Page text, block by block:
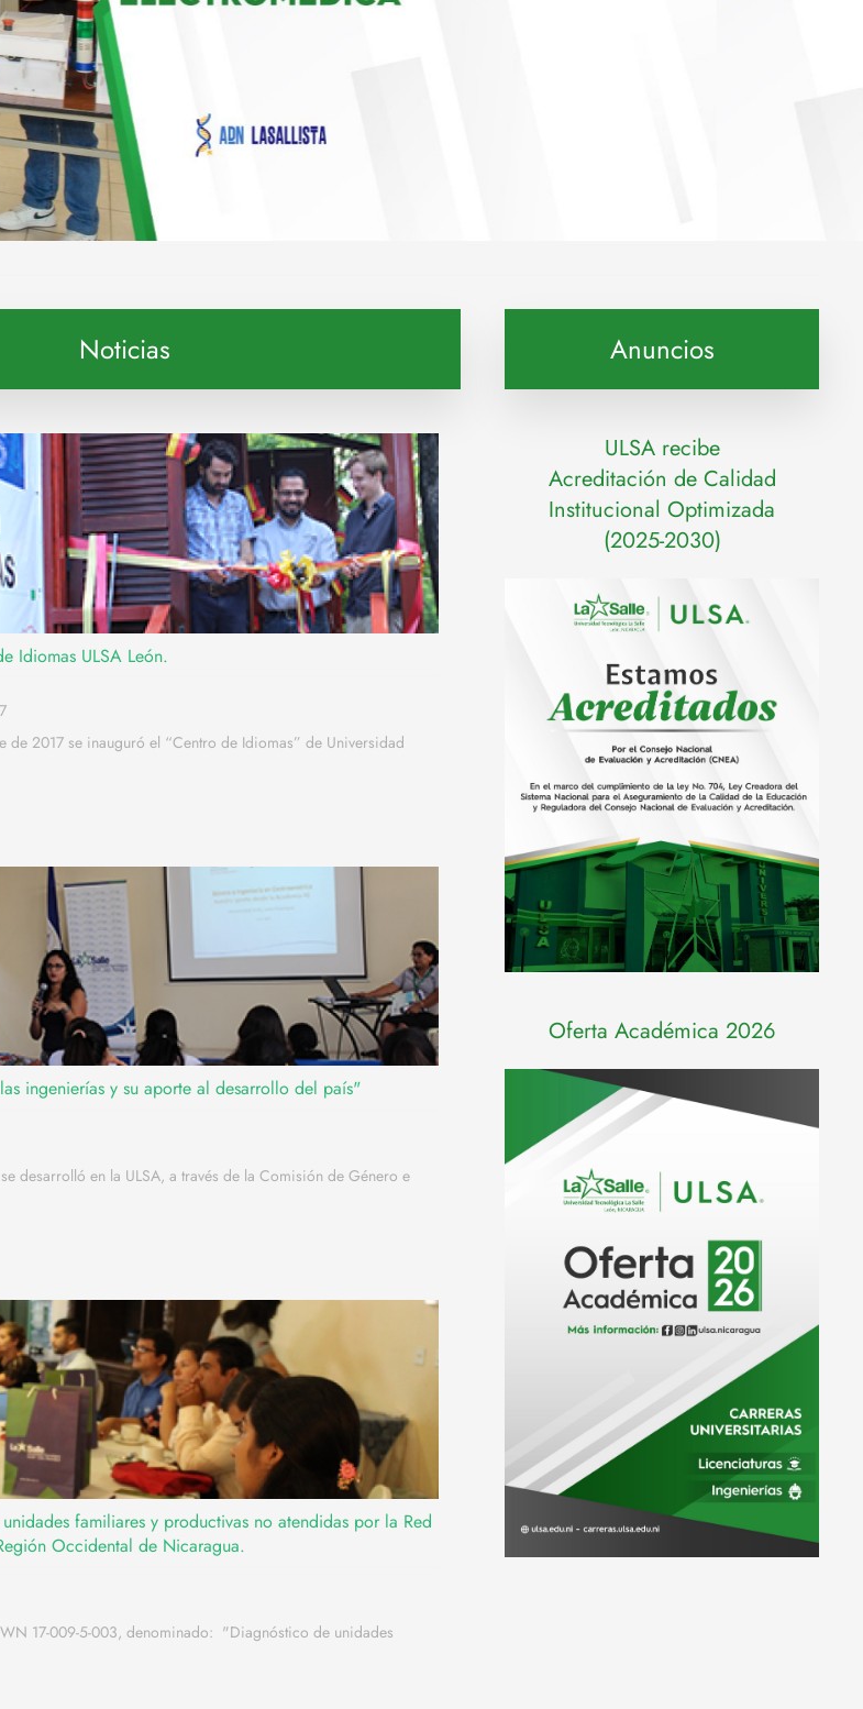
Noticias
Idiomas ULSA León.
de 2017 se inauguró el “Centro de Idiomas” de Universidad
ingenierías y su aporte al desarrollo del país"
desarrolló en la ULSA, a través de la Comisión de Género e
familiares y productivas no atendidas por la Red
Occidental de Nicaragua.
17-009-5-003, denominado: "Diagnóstico de unidades
Anuncios
ULSA recibe
Acreditación de Calidad
Institucional Optimizada
(2025-2030)
Oferta Académica 2026